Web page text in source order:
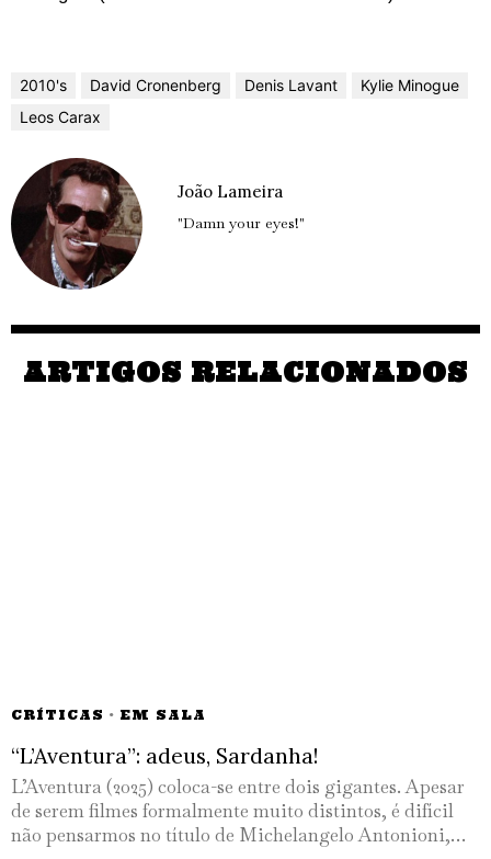
2010's David Cronenberg Denis Lavant
Kylie Minogue
Leos Carax
João Lameira
"Damn your eyes!"
ARTIGOS RELACIONADOS
CRÍTICAS · EM SALA
“L’Aventura”: adeus, Sardanha!
L’Aventura (2025) coloca-se entre dois gigantes. Apesar
de serem filmes formalmente muito distintos, é difícil
não pensarmos no título de Michelangelo Antonioni,…